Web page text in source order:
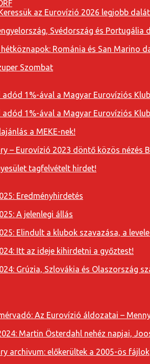
az Eurovízió 2026 legjobb
Svédország és
Románia és San Marino
Szombat
1%-ával a Magyar Eurovíziós
1%-ával a Magyar Eurovíziós
a MEKE-nek!
– Eurovízió 2023 döntő közös nézés
tagfelvételt hirdet!
Eredményhirdetés
A jelenlegi állás
Elindult a klubok szavazása, a
Itt az ideje kihirdetni a győztest!
Grúzia, Szlovákia és Olaszország
Az Eurovízió áldozatai –
Martin Österdahl nehéz napjai,
archivum: előkerültek a 2005-ös fájlok